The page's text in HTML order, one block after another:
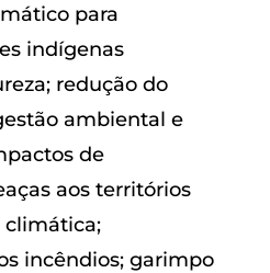
para
indígenas
redução do
ambiental e
de
aos territórios
climática;
incêndios; garimpo